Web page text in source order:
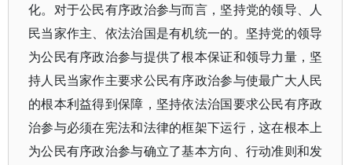
化。对于公民有序政治参与而言，坚持党的领导、人
民当家作主、依法治国是有机统一的。坚持党的领导
为公民有序政治参与提供了根本保证和领导力量，坚
持人民当家作主要求公民有序政治参与使最广大人民
的根本利益得到保障，坚持依法治国要求公民有序政
治参与必须在宪法和法律的框架下运行，这在根本上
为公民有序政治参与确立了基本方向、行动准则和发